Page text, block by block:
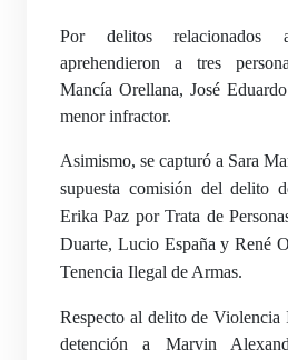
Por delitos
aprehendieron a tres
Mancía Orellana, José
menor infractor.
Asimismo, se capturó a Sara
supuesta comisión del delito
Erika Paz por Trata de
Duarte, Lucio España y René
Tenencia Ilegal de Armas.
Respecto al delito de
detención a Marvin